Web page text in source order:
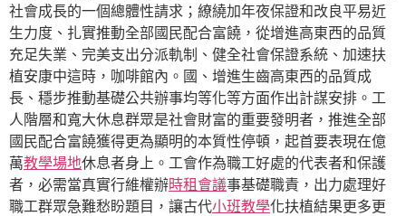
社會成長的一個總體性請求；繚繞加年夜保證和改良平易近
生力度、扎實推動全部國民配合富饒，從增進高東西的品質
充足失業、完美支出分派軌制、健全社會保證系統、加速扶
植安康中這時，咖啡館內。國、增進生齒高東西的品質成
長、穩步推動基礎公共辦事均等化等方面作出計謀安排。工
人階層和寬大休息群眾是社會財富的重要發明者，推進全部
國民配合富饒獲得更為顯明的本質性停頓，起首要表現在億
萬教學場地休息者身上。工會作為職工好處的代表者和保護
者，必需當真實行維權辦時租會議事基礎職責，出力處理好
職工群眾急難愁盼題目，讓古代小班教學化扶植結果更多更